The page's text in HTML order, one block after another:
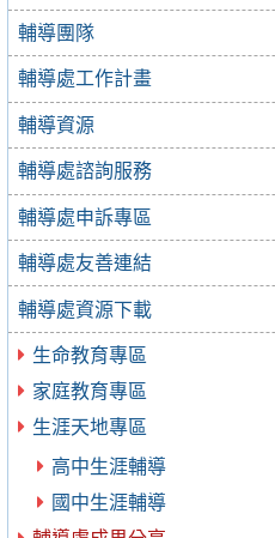
輔導團隊
輔導處工作計畫
輔導資源
輔導處諮詢服務
輔導處申訴專區
輔導處友善連結
輔導處資源下載
生命教育專區
家庭教育專區
生涯天地專區
高中生涯輔導
國中生涯輔導